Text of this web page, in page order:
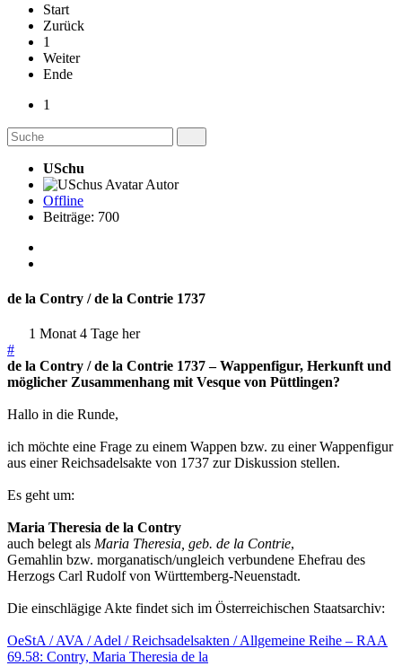
Start
Zurück
1
Weiter
Ende
1
USchu
Autor
Offline
Beiträge: 700
de la Contry / de la Contrie 1737
1 Monat 4 Tage her
#
de la Contry / de la Contrie 1737 – Wappenfigur, Herkunft und
möglicher Zusammenhang mit Vesque von Püttlingen?
Hallo in die Runde,
ich möchte eine Frage zu einem Wappen bzw. zu einer Wappenfigur
aus einer Reichsadelsakte von 1737 zur Diskussion stellen.
Es geht um:
Maria Theresia de la Contry
auch belegt als Maria Theresia, geb. de la Contrie,
Gemahlin bzw. morganatisch/ungleich verbundene Ehefrau des
Herzogs Carl Rudolf von Württemberg-Neuenstadt.
Die einschlägige Akte findet sich im Österreichischen Staatsarchiv:
OeStA / AVA / Adel / Reichsadelsakten / Allgemeine Reihe – RAA
69.58: Contry, Maria Theresia de la